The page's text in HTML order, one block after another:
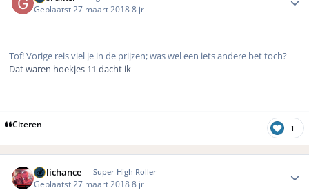
Geplaatst 27 maart 20188 jr
Tof! Vorige reis viel je in de prijzen; was wel een iets andere bet toch?
Dat waren hoekjes 11 dacht ik
Citeren 1
Hillichance Super High Roller
Geplaatst 27 maart 20188 jr